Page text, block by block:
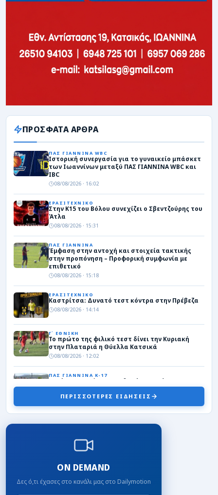
ΠΡΟΣΦΑΤΑ ΑΡΘΡΑ
ΠΑΣ ΓΙΑΝΝΙΝΑ WBC
Ιστορική συνεργασία για το γυναικείο μπάσκετ
των Ιωαννίνων μεταξύ ΠΑΣ ΓΙΑΝΝΙΝΑ WBC και
IBC
08/08/2026 · 16:02
ΕΡΑΣΙΤΕΧΝΙΚΟ
Στην Κ15 του Βόλου συνεχίζει ο Σβεντζούρης του
Άτλα
08/08/2026 · 15:31
ΠΑΣ ΓΙΑΝΝΙΝΑ
Έμφαση στην αντοχή και στοιχεία τακτικής
στην προπόνηση – Προφορική συμφωνία με
επιθετικό
08/08/2026 · 15:18
ΕΡΑΣΙΤΕΧΝΙΚΟ
Καστρίτσα: Δυνατό τεστ κόντρα στην Πρέβεζα
08/08/2026 · 14:14
Γ΄ ΕΘΝΙΚΗ
Το πρώτο της φιλικό τεστ δίνει την Κυριακή
στην Πλαταριά η Θύελλα Κατσικά
08/08/2026 · 12:02
ΠΑΣ ΓΙΑΝΝΙΝΑ Κ-17
Καμία παραχώρηση ποδοσφαιριστή της Κ17, αν
δεν ληφθεί οριστική απόφαση για τη συμμετοχή
στη Super League 2
08/08/2026 · 11:51
ΚΩΠΗΛΑΣΙΑ
Στη μάχη του μεταλλίου στο παγκόσμιο Κ19 ο
Μουσελίμης που προκρίθηκε στον μεγάλο
τελικό του σκιφ!
Πρόωρο “διαζύγιο” της ΑΕΡ Αφάντου με τον
ΠΕΡΙΣΣΟΤΕΡΕΣ ΕΙΔΗΣΕΙΣ
ON DEMAND
Δες ό,τι έχασες στο κανάλι μας στο Dailymotion